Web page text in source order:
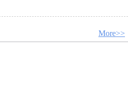
More>>